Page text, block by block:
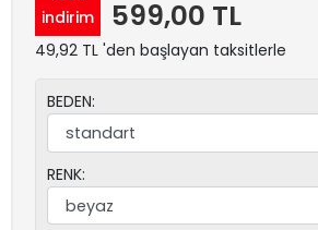
indirim 599,00 TL
49,92 TL 'den başlayan taksitlerle
BEDEN:
RENK: